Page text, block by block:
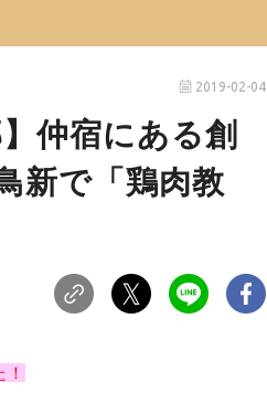
2019-02-04
仲宿にある創
新で「鶏肉教